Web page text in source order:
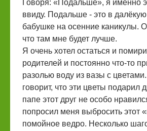
Говоря: «Подальше», я именно
ввиду. Подальше - это в
бабушке на осенние каникулы.
что там мне будет лучше.
Я очень хотел остаться и
родителей и постоянно что-то
разолью воду из вазы с
говорит, что эти цветы подарил
папе этот друг не особо
попросил меня выбросить этот
помойное ведро. Несколько